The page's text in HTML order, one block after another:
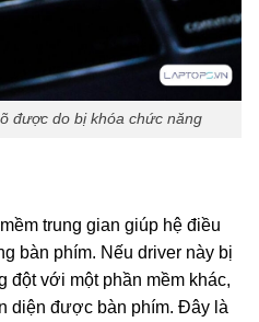
được do bị khóa chức năng
trung gian giúp hệ điều
bàn phím. Nếu driver này bị
đột với một phần mềm khác,
diện được bàn phím. Đây là